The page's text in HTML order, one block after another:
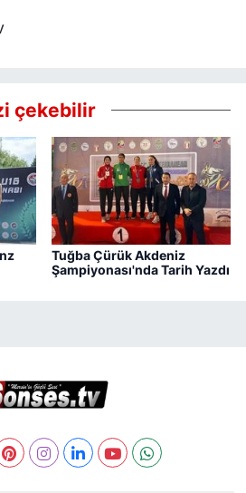
çekebilir
Tuğba Çürük Akdeniz
Şampiyonası'nda Tarih Yazdı